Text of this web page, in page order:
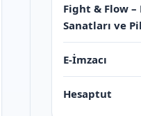
Fight & Flow
Sanatları ve
E-İmzacı
Hesaptut